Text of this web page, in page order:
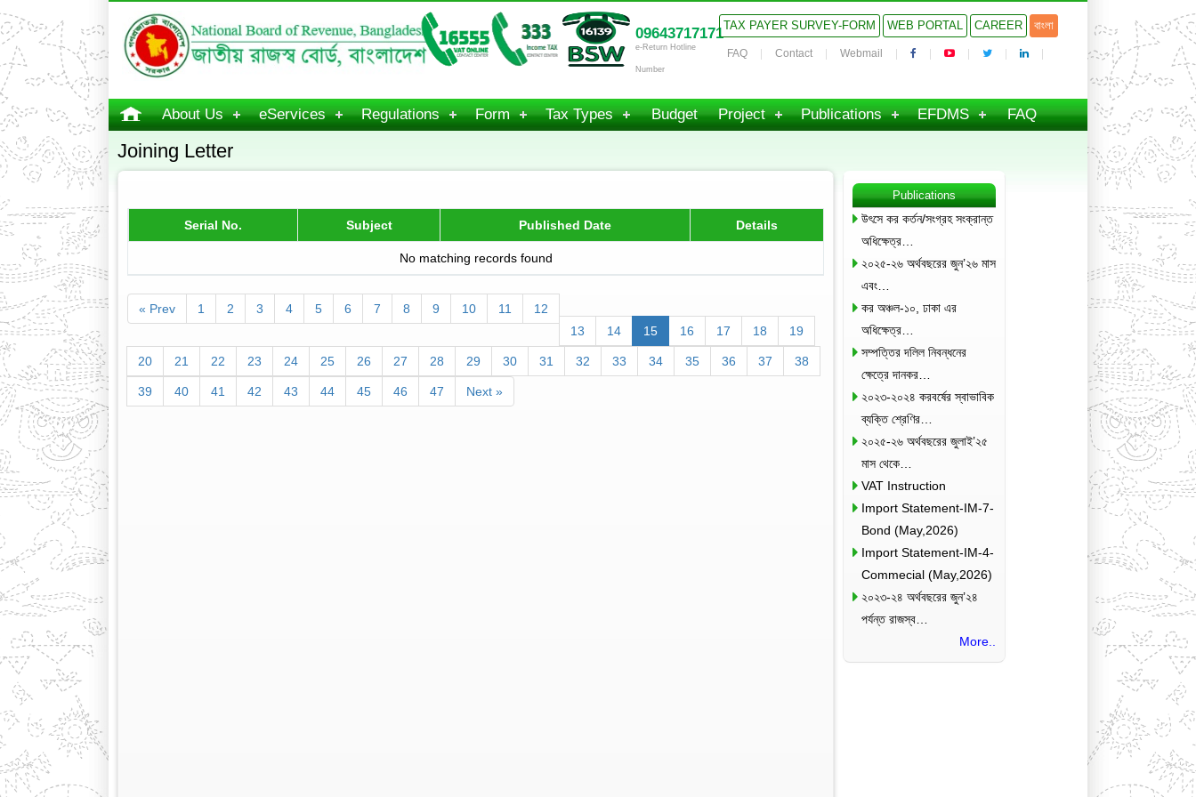
09643717171
e-Return Hotline
Number
TAX PAYER SURVEY-FORM WEB PORTAL CAREER বাংলা
FAQ Contact Webmail
About Us eServices Regulations Form Tax Types Budget Project Publications EFDMS FAQ
Joining Letter
Serial No. Subject Published Date Details
No matching records found
« Prev 1 2 3 4 5 6 7 8 9 10 11
12
13
14 15 16 17 18 19
20 21 22 23 24 25 26 27 28 29 30 31 32 33 34 35 36 37 38
39 40 41 42 43 44 45 46 47 Next »
Publications
উৎসে কর কর্তন/সংগ্রহ সংক্রান্ত
অধিক্ষেত্র…
২০২৫-২৬ অর্থবছরের জুন’২৬ মাস
এবং…
কর অঞ্চল-১০, ঢাকা এর
অধিক্ষেত্র…
সম্পত্তির দলিল নিবন্ধনের
ক্ষেত্রে দানকর…
২০২৩-২০২৪ করবর্ষের স্বাভাবিক
ব্যক্তি শ্রেণির…
২০২৫-২৬ অর্থবছরের জুলাই’২৫
মাস থেকে…
VAT Instruction
Import Statement-IM-7-
Bond (May,2026)
Import Statement-IM-4-
Commecial (May,2026)
২০২৩-২৪ অর্থবছরের জুন’২৪
পর্যন্ত রাজস্ব…
More..